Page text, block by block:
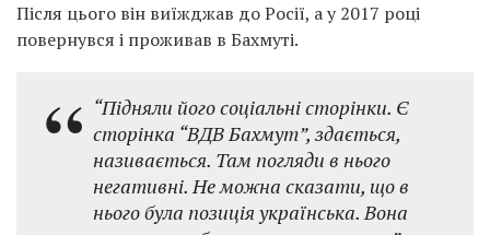
Після цього він виїжджав до Росії, а у 2017 році
повернувся і проживав в Бахмуті.
“Підняли його соціальні сторінки. Є
сторінка “ВДВ Бахмут”, здається,
називається. Там погляди в нього
негативні. Не можна сказати, що в
нього була позиція українська. Вона